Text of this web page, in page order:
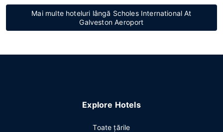
Mai multe hoteluri lângă Scholes International At
Galveston Aeroport
Explore Hotels
Toate ţările